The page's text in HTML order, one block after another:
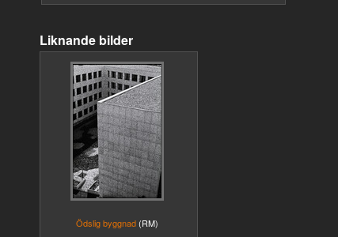
Liknande bilder
Ödslig byggnad (RM)